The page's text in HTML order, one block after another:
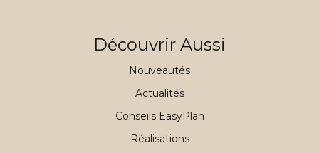
Découvrir Aussi
Nouveautés
Actualités
Conseils EasyPlan
Réalisations